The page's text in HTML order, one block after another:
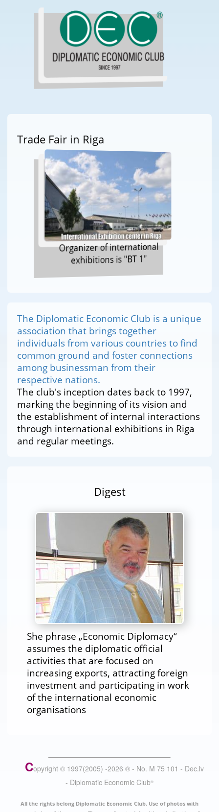
Trade Fair in Riga
Organizer of international
exhibitions is "BT 1"
The Diplomatic Economic Club is a unique
association that brings together
individuals from various countries to find
common ground and foster connections
among businessman from their
respective nations.
The club's inception dates back to 1997,
marking the beginning of its vision and
the establishment of internal interactions
through international exhibitions in Riga
and regular meetings.
Digest
She phrase „Economic Diplomacy“
assumes the diplomatic official
activities that are focused on
increasing exports, attracting foreign
investment and participating in work
of the international economic
organisations
Copyright © 1997(2005) -2026 ® - No. M 75 101 - Dec.lv
- Diplomatic Economic Club®
All the rights belong Diplomatic Economic Club. Use of photos with